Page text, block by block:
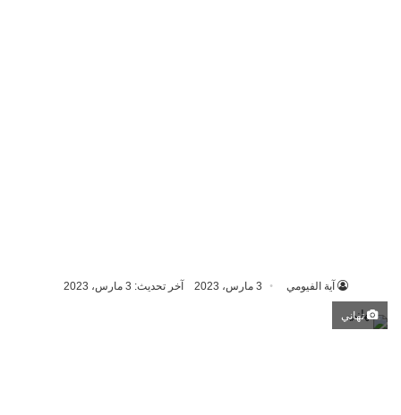
آية الفيومي 3 مارس، 2023 آخر تحديث: 3 مارس، 2023
تهاني